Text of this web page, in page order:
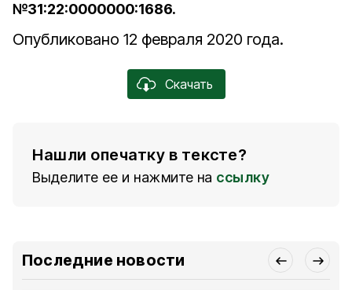
№31:22:0000000:1686.
Опубликовано 12 февраля 2020 года.
Скачать
Нашли опечатку в тексте?
Выделите ее и нажмите на ссылку
Последние новости